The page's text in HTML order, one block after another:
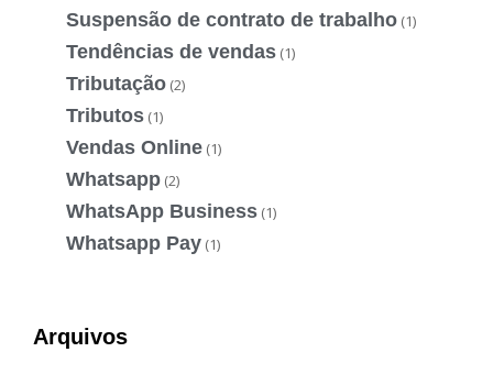
Suspensão de contrato de trabalho (1)
Tendências de vendas (1)
Tributação (2)
Tributos (1)
Vendas Online (1)
Whatsapp (2)
WhatsApp Business (1)
Whatsapp Pay (1)
Arquivos